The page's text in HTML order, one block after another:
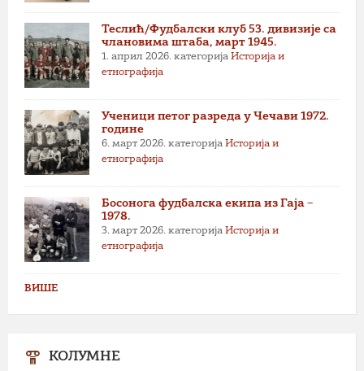
Теслић/Фудбалски клуб 53. дивизије са
члановима штаба, март 1945.
1. април 2026. категорија Историја и
етнографија
Ученици петог разреда у Чечави 1972.
године
6. март 2026. категорија Историја и
етнографија
Босонога фудбалска екипа из Гаја –
1978.
3. март 2026. категорија Историја и
етнографија
ВИШЕ
КОЛУМНЕ